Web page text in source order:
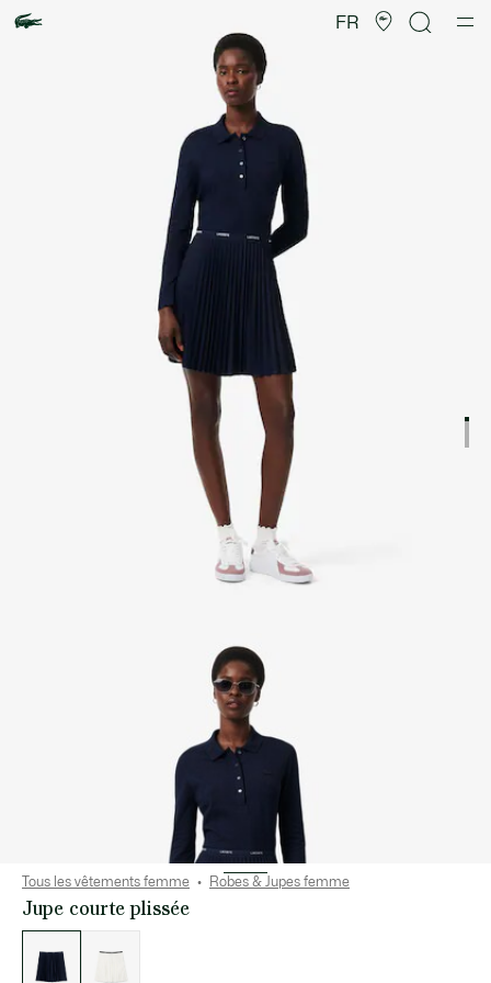
FR
d’images
produit
Tous les vêtements femme Robes & Jupes femme
Jupe courte plissée
déclinaisons